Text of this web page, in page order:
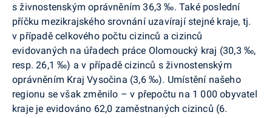
s živnostenským oprávněním 36,3 ‰. Také poslední
příčku mezikrajského srovnání uzavírají stejné kraje, tj.
v případě celkového počtu cizinců a cizinců
evidovaných na úřadech práce Olomoucký kraj (30,3 ‰,
resp. 26,1 ‰) a v případě cizinců s živnostenským
oprávněním Kraj Vysočina (3,6 ‰). Umístění našeho
regionu se však změnilo – v přepočtu na 1 000 obyvatel
kraje je evidováno 62,0 zaměstnaných cizinců (6.